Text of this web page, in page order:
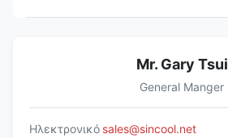
Mr. Gary Tsui
General Manger
Ηλεκτρονικό sales@sincool.net